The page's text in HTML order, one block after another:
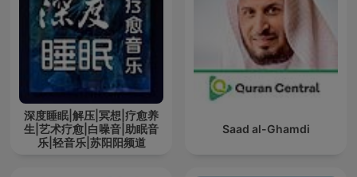
深度睡眠|解压|冥想|疗愈养
生|艺术疗愈|白噪音|助眠音
乐|轻音乐|苏阳阳频道
Saad al-Ghamdi